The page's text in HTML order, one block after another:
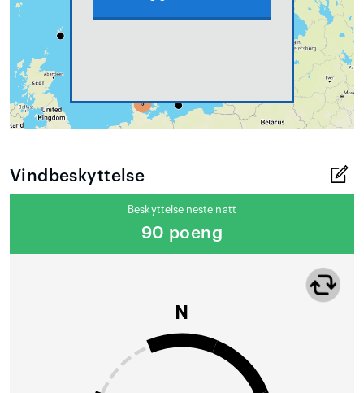
Vindbeskyttelse
Beskyttelse neste natt
90 poeng
N